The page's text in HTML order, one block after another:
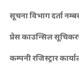
सूचना विभाग दर्ता
प्रेस काउन्सिल
कम्पनी रजिस्ट्रार